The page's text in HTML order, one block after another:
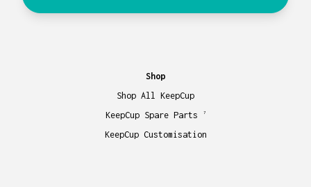
Shop
Shop All KeepCup
KeepCup Spare Parts
7
KeepCup Customisation